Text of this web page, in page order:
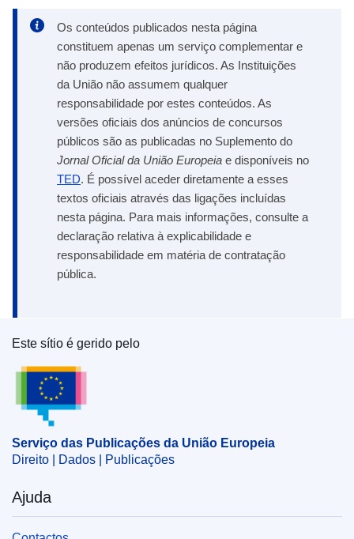
Os conteúdos publicados nesta página
constituem apenas um serviço complementar e
não produzem efeitos jurídicos. As Instituições
da União não assumem qualquer
responsabilidade por estes conteúdos. As
versões oficiais dos anúncios de concursos
públicos são as publicadas no Suplemento do
Jornal Oficial da União Europeia e disponíveis no
TED. É possível aceder diretamente a esses
textos oficiais através das ligações incluídas
nesta página. Para mais informações, consulte a
declaração relativa à explicabilidade e
responsabilidade em matéria de contratação
pública.
Serviço das Publicações da União Europeia
Este sítio é gerido pelo
Serviço das Publicações da União Europeia
Direito | Dados | Publicações
Ajuda